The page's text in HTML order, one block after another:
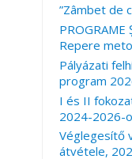
”Zâmbet de
PROGRAME
Repere
Pályázati
program
I és II
2024-2026-
Véglegesítő
átvétele,